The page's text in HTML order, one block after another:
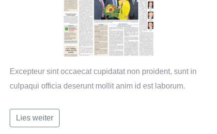
Excepteur sint occaecat cupidatat non proident, sunt in
culpaqui officia deserunt mollit anim id est laborum.
Lies weiter